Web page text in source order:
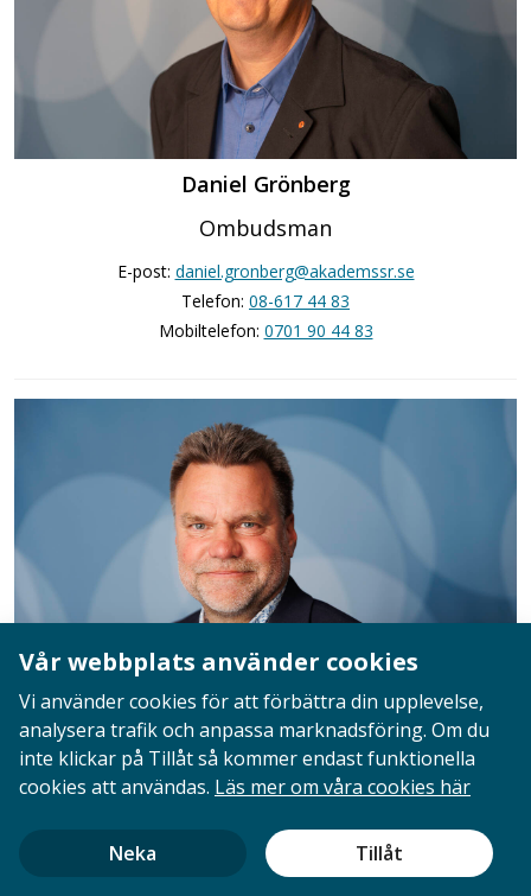
Daniel Grönberg
Ombudsman
E-post: daniel.gronberg@akademssr.se
Telefon: 08-617 44 83
Mobiltelefon: 0701 90 44 83
Christer Gustafsson
Ombudsman
E-post:
christer.gustafsson@akademssr.se
08-617 44 72
Vår webbplats använder cookies
Vi använder cookies för att förbättra din upplevelse,
analysera trafik och anpassa marknadsföring. Om du
inte klickar på Tillåt så kommer endast funktionella
cookies att användas. Läs mer om våra cookies här
Neka Tillåt